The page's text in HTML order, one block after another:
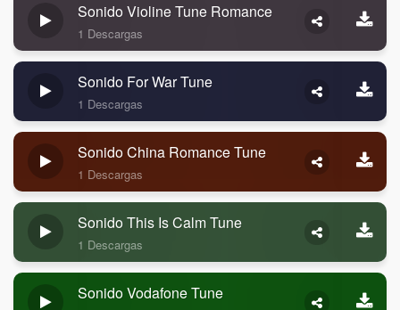
Sonido Violine Tune Romance
1 Descargas
Sonido For War Tune
1 Descargas
Sonido China Romance Tune
1 Descargas
Sonido This Is Calm Tune
1 Descargas
Sonido Vodafone Tune